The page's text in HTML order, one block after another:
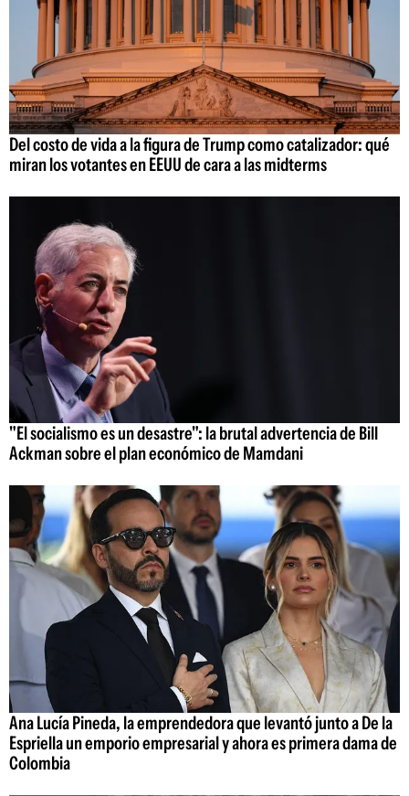
Del costo de vida a la figura de Trump como catalizador: qué
miran los votantes en EEUU de cara a las midterms
"El socialismo es un desastre": la brutal advertencia de Bill
Ackman sobre el plan económico de Mamdani
Ana Lucía Pineda, la emprendedora que levantó junto a De la
Espriella un emporio empresarial y ahora es primera dama de
Colombia